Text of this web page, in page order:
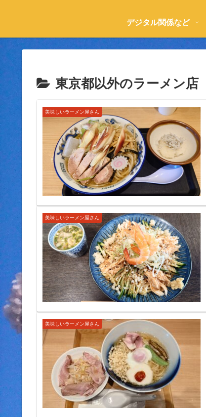
デジタル関係など
東京都以外のラーメン店
美味しいラーメン屋さん
美味しいラーメン屋さん
美味しいラーメン屋さん